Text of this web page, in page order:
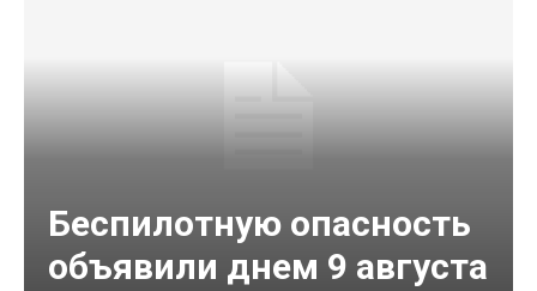
Беспилотную опасность
объявили днем 9 августа